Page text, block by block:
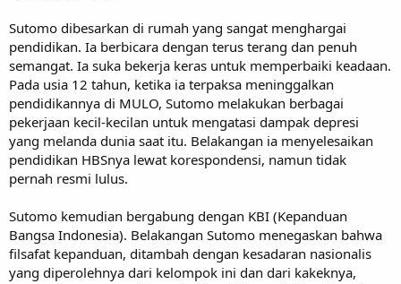
Sutomo dibesarkan di rumah yang sangat menghargai
pendidikan. Ia berbicara dengan terus terang dan penuh
semangat. Ia suka bekerja keras untuk memperbaiki keadaan.
Pada usia 12 tahun, ketika ia terpaksa meninggalkan
pendidikannya di MULO, Sutomo melakukan berbagai
pekerjaan kecil-kecilan untuk mengatasi dampak depresi
yang melanda dunia saat itu. Belakangan ia menyelesaikan
pendidikan HBSnya lewat korespondensi, namun tidak
pernah resmi lulus.
Sutomo kemudian bergabung dengan KBI (Kepanduan
Bangsa Indonesia). Belakangan Sutomo menegaskan bahwa
filsafat kepanduan, ditambah dengan kesadaran nasionalis
yang diperolehnya dari kelompok ini dan dari kakeknya,